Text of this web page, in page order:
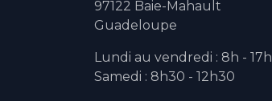
97122 Baie-Mahault
Guadeloupe
Lundi au vendredi : 8h - 17h
Samedi : 8h30 - 12h30